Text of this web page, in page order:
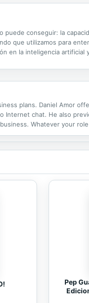
puede conseguir: la
que utilizamos para
en la inteligencia artificial
plans. Daniel Amor
Internet chat. He also
Whatever your
Pep